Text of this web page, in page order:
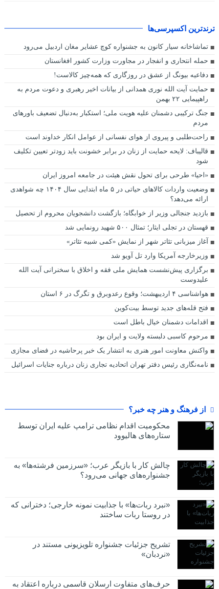
ترندترین اکسپرسی‌ها
تماشاخانه سیار کانون به جشنواره کوچ عشایر مغان اردبیل می‌رود
حمله انتحاری و انفجار در مجاورت وزارت کشور افغانستان
دفاعیه بیونگ از عشق در روزگاری که همه‌چیز کالاست!
حمایت آیت الله نوری همدانی از بیانات اخیر رهبری و دعوت مردم به
راهپیمایی ۲۲ بهمن
جنگ ترکیبی دشمنان علیه هویت ملی؛ استکبار به‌دنبال تضعیف باورهای
مردم
راحت‌طلبی و پیروی از هوای نفسانی از عوامل انکار خداوند است
قالیباف: لایحه حمایت از زنان در برابر خشونت باید زودتر تعیین تکلیف
شود
«احیا» طرحی برای تحول نقش هیئت در جامعه امروز ایران
وضعیت واردات کالاهای حیاتی در ۵ ماه ابتدایی سال ۱۴۰۴ چه شواهدی
ارائه می‌دهد؟
بازدید جنجالی وزیر از خوابگاه؛ بازگشت دانشجویان محروم از تحصیل
قهستان در تجلی ایثار؛ تمثال ۵۰۰ شهید رونمایی شد
آغاز میزبانی تئاتر شهر از نمایش «کمی شبیه تئاتر»‌
وزیرخارجه آمریکا وارد تل آویو شد
برگزاری پیش‌نشست همایش ملی فقه و اخلاق با سخنرانی آیت الله
علیدوست
هواشناسی ۴ اردیبهشت؛ وقوع رعدوبرق و تگرگ در ۶ استان
فتح قله‌های جدید توسط بیت‌کوین
اقدامات دشمنان خیال باطل است
مرحوم کاسبی دلبسته ولایت و ایران بود
واکنش معاونت امور هنری به انتشار یک خبر پرحاشیه در فضای مجازی
نامه‌نگاری رئیس دفتر تهران اتحادیه تجاری زنان درباره جنایات اسرائیل
از فرهنگ و هنر چه خبر؟
محکومیت اقدام نظامی ترامپ علیه ایران توسط
ستاره‌های هالیوود
چالش کار با بازیگر عرب؛ «سرزمین فرشته‌ها» به
جشنواره‌های جهانی می‌رود؟
«نبرد ربات‌ها» با جذابیت نمونه خارجی؛ دخترانی که
در روستا ربات ساختند
تشریح جزئیات جشنواره‌ تلویزیونی مستند در
«نردبان»
حرف‌های متفاوت ارسلان قاسمی درباره اعتقاد به